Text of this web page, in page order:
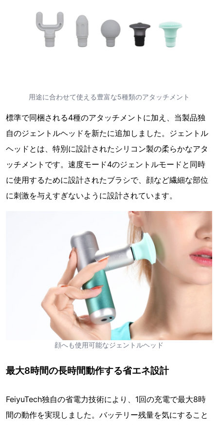
用途に合わせて使える豊富な5種類のアタッチメント
標準で同梱される4種のアタッチメントに加え、当製品独
自のジェントルヘッドを新たに追加しました。ジェントル
ヘッドとは、特別に設計されたシリコン製の柔らかなアタ
ッチメントです。速度モード4のジェントルモードと同時
に使用するために設計されたブラシで、顔など繊細な部位
に刺激を与えすぎないように設計されています。
顔へも使用可能なジェントルヘッド
最大8時間の長時間動作する省エネ設計
FeiyuTech独自の省電力技術により、1回の充電で最大8時
間の動作を実現しました。バッテリー残量を気にすること